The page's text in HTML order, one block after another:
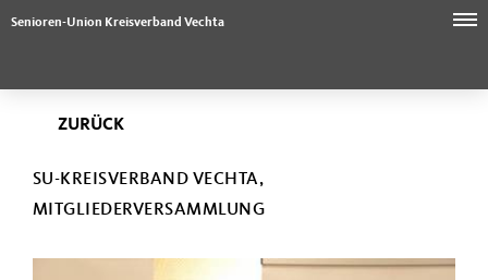
Senioren-Union Kreisverband Vechta
ZURÜCK
SU-KREISVERBAND VECHTA,
MITGLIEDERVERSAMMLUNG